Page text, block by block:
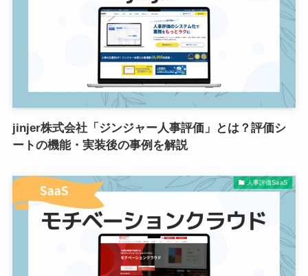
jinjer株式会社「ジンジャー人事評価」とは？評価シ
ートの機能・実装後の事例を解説
人事評価SaaS